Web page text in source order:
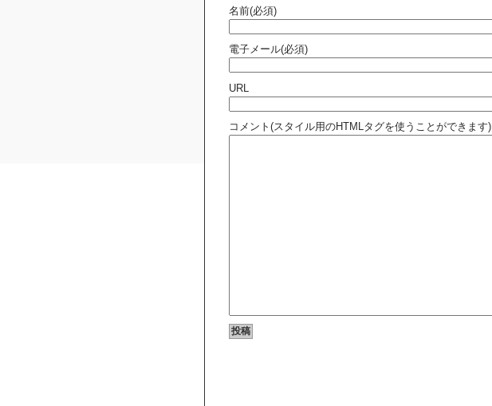
名前(必須)
電子メール(必須)
URL
コメント(スタイル用のHTMLタグを使うことができます)